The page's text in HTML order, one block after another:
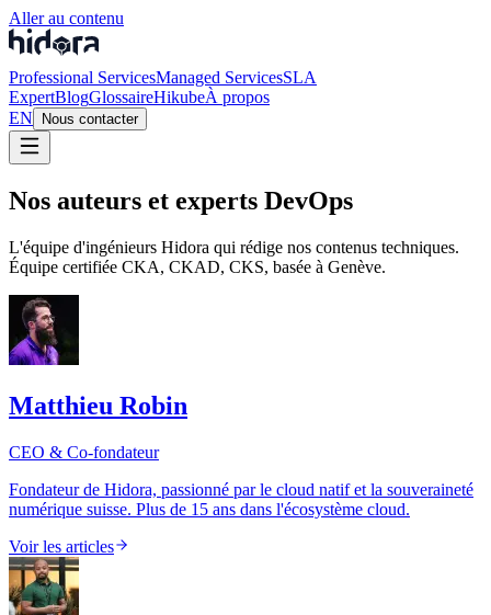
Aller au contenu
Professional ServicesManaged ServicesSLA
ExpertBlogGlossaireHikubeÀ propos
EN
Nous contacter
Nos auteurs et experts DevOps
L'équipe d'ingénieurs Hidora qui rédige nos contenus techniques.
Équipe certifiée CKA, CKAD, CKS, basée à Genève.
Matthieu Robin
CEO & Co-fondateur
Fondateur de Hidora, passionné par le cloud natif et la souveraineté
numérique suisse. Plus de 15 ans dans l'écosystème cloud.
Voir les articles